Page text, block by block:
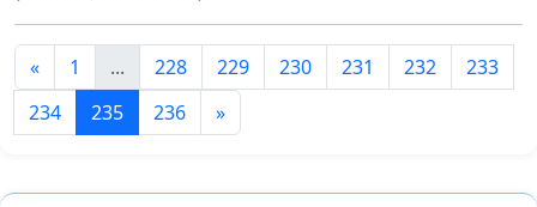
« 1 ... 228 229 230 231 232
233
234
235 236 »